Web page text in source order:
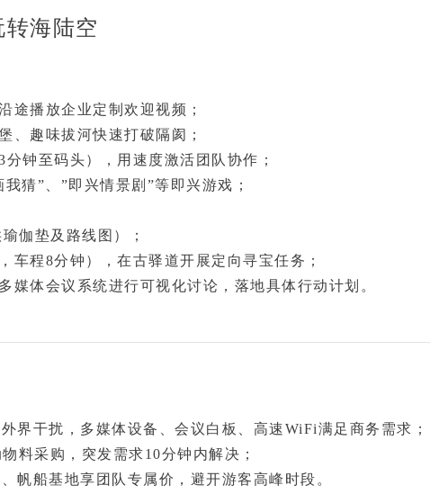
海陆空
途播放企业定制欢迎视频；
、趣味拔河快速打破隔阂；
分钟至码头），用速度激活团队协作；
我猜”、”即兴情景剧”等即兴游戏；
伽垫及路线图）；
车程8分钟），在古驿道开展定向寻宝任务；
媒体会议系统进行可视化讨论，落地具体行动计划。
外界干扰，多媒体设备、会议白板、高速WiFi满足商务需求；
料采购，突发需求10分钟内解决；
帆船基地享团队专属价，避开游客高峰时段。